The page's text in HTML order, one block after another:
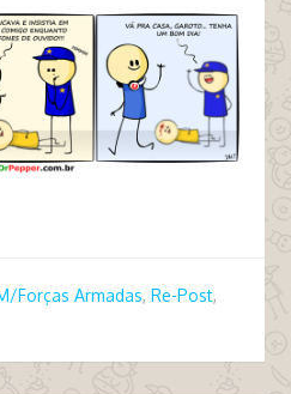
Forças Armadas, Re-Post,